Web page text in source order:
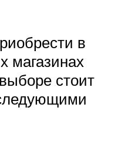
в
магазинах
стоит